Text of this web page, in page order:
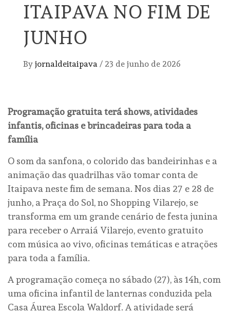
ITAIPAVA NO FIM DE
JUNHO
By jornaldeitaipava / 23 de junho de 2026
Programação gratuita terá shows, atividades
infantis, oficinas e brincadeiras para toda a
família
O som da sanfona, o colorido das bandeirinhas e a
animação das quadrilhas vão tomar conta de
Itaipava neste fim de semana. Nos dias 27 e 28 de
junho, a Praça do Sol, no Shopping Vilarejo, se
transforma em um grande cenário de festa junina
para receber o Arraiá Vilarejo, evento gratuito
com música ao vivo, oficinas temáticas e atrações
para toda a família.
A programação começa no sábado (27), às 14h, com
uma oficina infantil de lanternas conduzida pela
Casa Áurea Escola Waldorf. A atividade será